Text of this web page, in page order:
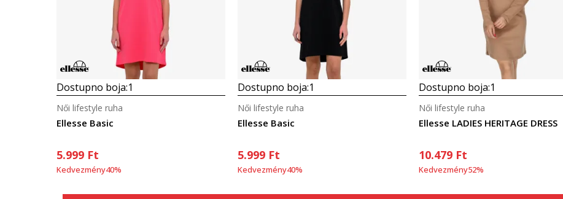
Dostupno boja:1
Ellesse Basic
Női lifestyle ruha
5.999 Ft
Kedvezmény40%
Dostupno boja:1
Ellesse Basic
Női lifestyle ruha
5.999 Ft
Kedvezmény40%
Dostupno boja:1
Ellesse LADIES HERITAGE DRESS
Női lifestyle ruha
10.479 Ft
Kedvezmény52%